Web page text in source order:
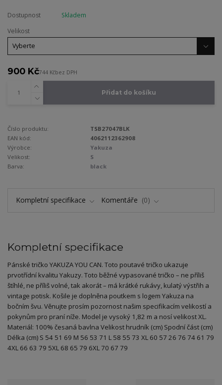
Dostupnost
Skladem
Velikost
900 Kč744 Kčbez DPH
Přidat do košíku
Číslo produktu:
TSB27047BLK
EAN kód:
4062112362908
Výrobce:
Yakuza
Velikost:
S
Barva:
black
Kompletní specifikace Komentáře 0
Kompletní specifikace
Pánské tričko YAKUZA YOU CAN. Toto poutavé tričko ukazuje
prvotřídní kvalitu Yakuzy. Toto běžné vypasované tričko – ne příliš
štíhlé, ne příliš volné, tak akorát – má krátké rukávy, kulatý výstřih a
vintage potisk. Košile je doplněna poutkem s logem Yakuza na
bočním švu. Věnujte prosím pozornost našim specifikacím velikostí a
pokynům pro praní níže. Model je vysoký 1,82 m a nosí velikost XL.
Materiál: 100% česaná bavlna Velikost hrudník (cm) Spodní část (cm)
Délka (cm) S 54 51 69 M 56 53 71 L 58 55 73 XL 60 57 26 76 74 61 79
4XL 66 63 79 5XL 68 65 79 6XL 70 67 79